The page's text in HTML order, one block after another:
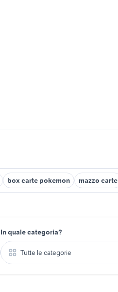
box carte pokemon mazzo carte
In quale categoria?
Tutte le categorie